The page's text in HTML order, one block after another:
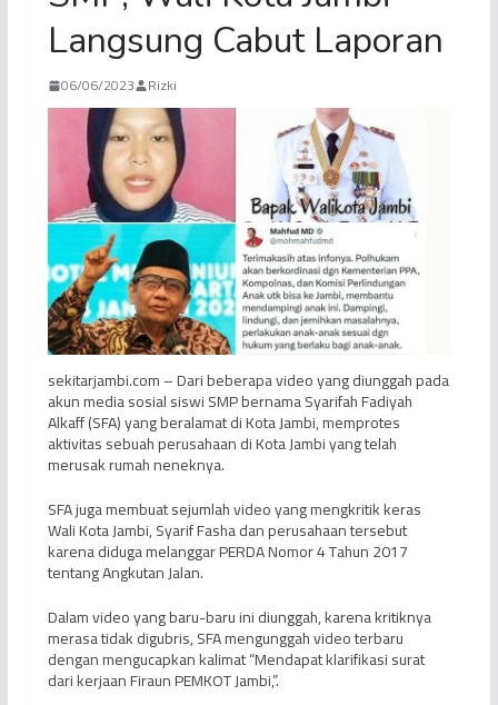
Langsung Cabut Laporan
06/06/2023 Rizki
sekitarjambi.com – Dari beberapa video yang diunggah pada
akun media sosial siswi SMP bernama Syarifah Fadiyah
Alkaff (SFA) yang beralamat di Kota Jambi, memprotes
aktivitas sebuah perusahaan di Kota Jambi yang telah
merusak rumah neneknya.
SFA juga membuat sejumlah video yang mengkritik keras
Wali Kota Jambi, Syarif Fasha dan perusahaan tersebut
karena diduga melanggar PERDA Nomor 4 Tahun 2017
tentang Angkutan Jalan.
Dalam video yang baru-baru ini diunggah, karena kritiknya
merasa tidak digubris, SFA mengunggah video terbaru
dengan mengucapkan kalimat “Mendapat klarifikasi surat
dari kerjaan Firaun PEMKOT Jambi,”.